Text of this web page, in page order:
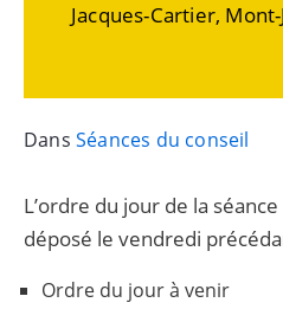
Jacques-Cartier, Mont-
Dans Séances du conseil
L’ordre du jour de la
déposé le vendredi
Ordre du jour à venir